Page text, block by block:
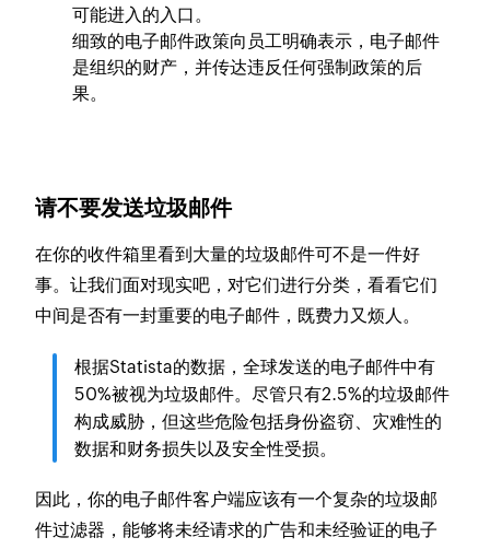
可能进入的入口。
细致的电子邮件政策向员工明确表示，电子邮件
是组织的财产，并传达违反任何强制政策的后
果。
请不要发送垃圾邮件
在你的收件箱里看到大量的垃圾邮件可不是一件好
事。让我们面对现实吧，对它们进行分类，看看它们
中间是否有一封重要的电子邮件，既费力又烦人。
根据Statista的数据，全球发送的电子邮件中有
50%被视为垃圾邮件。尽管只有2.5%的垃圾邮件
构成威胁，但这些危险包括身份盗窃、灾难性的
数据和财务损失以及安全性受损。
因此，你的电子邮件客户端应该有一个复杂的垃圾邮
件过滤器，能够将未经请求的广告和未经验证的电子